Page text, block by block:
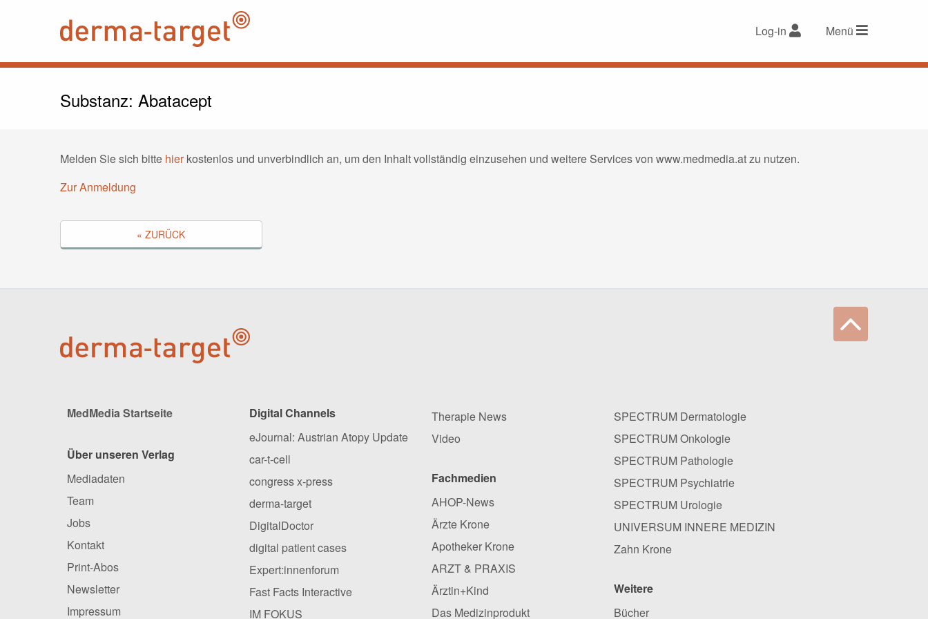
Log-in Menü
Substanz: Abatacept
Melden Sie sich bitte hierkostenlos und unverbindlich an, um den Inhalt vollständig einzusehen und weitere Services von www.medmedia.at zu nutzen.
Zur Anmeldung
« ZURÜCK
MedMedia Startseite
Über unseren Verlag
Mediadaten
Team
Jobs
Kontakt
Print-Abos
Newsletter
Impressum
Digital Channels
eJournal: Austrian Atopy Update
car-t-cell
congress x-press
derma-target
DigitalDoctor
digital patient cases
Expert:innenforum
Fast Facts Interactive
IM FOKUS
Therapie News
Video
Fachmedien
AHOP-News
Ärzte Krone
Apotheker Krone
ARZT & PRAXIS
Ärztin+Kind
Das Medizinprodukt
SPECTRUM Dermatologie
SPECTRUM Onkologie
SPECTRUM Pathologie
SPECTRUM Psychiatrie
SPECTRUM Urologie
UNIVERSUM INNERE MEDIZIN
Zahn Krone
Weitere
Bücher